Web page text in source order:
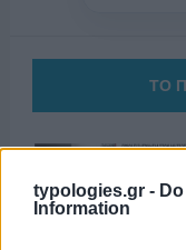
typologies.gr -
Information
ΤΟ